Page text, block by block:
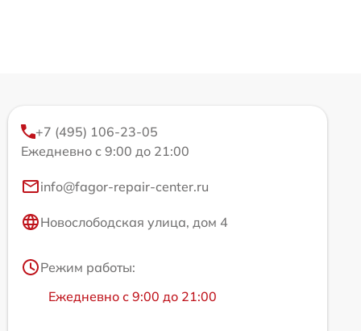
+7 (495) 106-23-05
Ежедневно с 9:00 до 21:00
info@fagor-repair-center.ru
Новослободская улица, дом 4
Режим работы:
Ежедневно с 9:00 до 21:00